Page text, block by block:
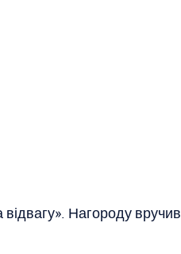
Нагороду вручив